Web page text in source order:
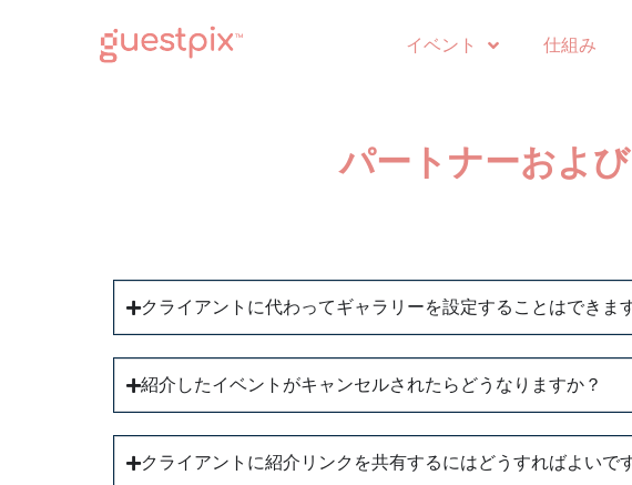
イベント 仕組み
パートナーおよ
クライアントに代わってギャラリーを設定することはできま
紹介したイベントがキャンセルされたらどうなりますか？
クライアントに紹介リンクを共有するにはどうすればよいで